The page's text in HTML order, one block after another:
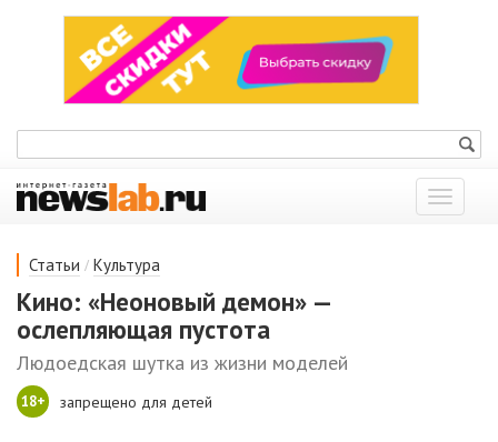
Показать
меню
Статьи / Культура
Кино: «Неоновый демон» —
ослепляющая пустота
Людоедская шутка из жизни моделей
18+ запрещено для детей